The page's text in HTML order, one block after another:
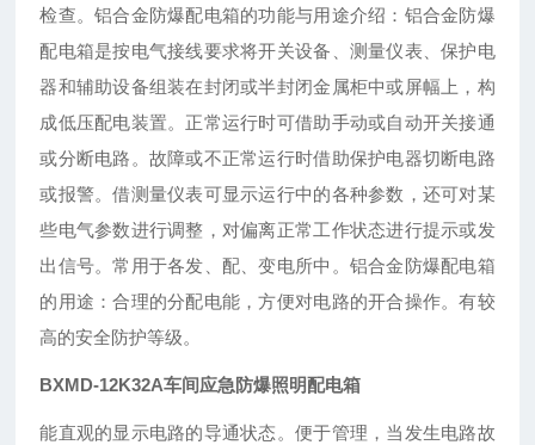
检查。铝合金防爆配电箱的功能与用途介绍：铝合金防爆
配电箱是按电气接线要求将开关设备、测量仪表、保护电
器和辅助设备组装在封闭或半封闭金属柜中或屏幅上，构
成低压配电装置。正常运行时可借助手动或自动开关接通
或分断电路。故障或不正常运行时借助保护电器切断电路
或报警。借测量仪表可显示运行中的各种参数，还可对某
些电气参数进行调整，对偏离正常工作状态进行提示或发
出信号。常用于各发、配、变电所中。铝合金防爆配电箱
的用途：合理的分配电能，方便对电路的开合操作。有较
高的安全防护等级。
BXMD-12K32A车间应急防爆照明配电箱
能直观的显示电路的导通状态。便于管理，当发生电路故